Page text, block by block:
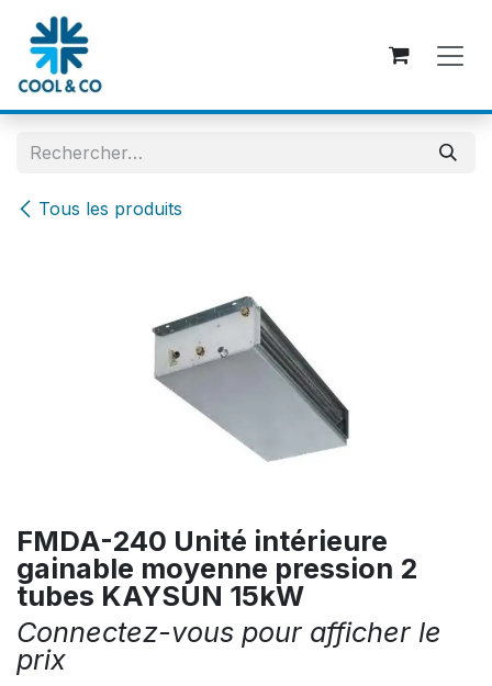
Se rendre au contenu
Tous les produits
FMDA-240 Unité intérieure
gainable moyenne pression 2
tubes KAYSUN 15kW
Connectez-vous pour afficher le
prix